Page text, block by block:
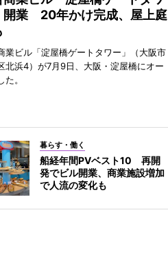
開業 20年かけ完成、屋上庭
業ビル「淀屋橋ゲートタワー」（大阪市
北浜4）が7月9日、大阪・淀屋橋にオー
た。
暮らす・働く
船経年間PVベスト10 再開
発でビル開業、商業施設増加
で人流の変化も